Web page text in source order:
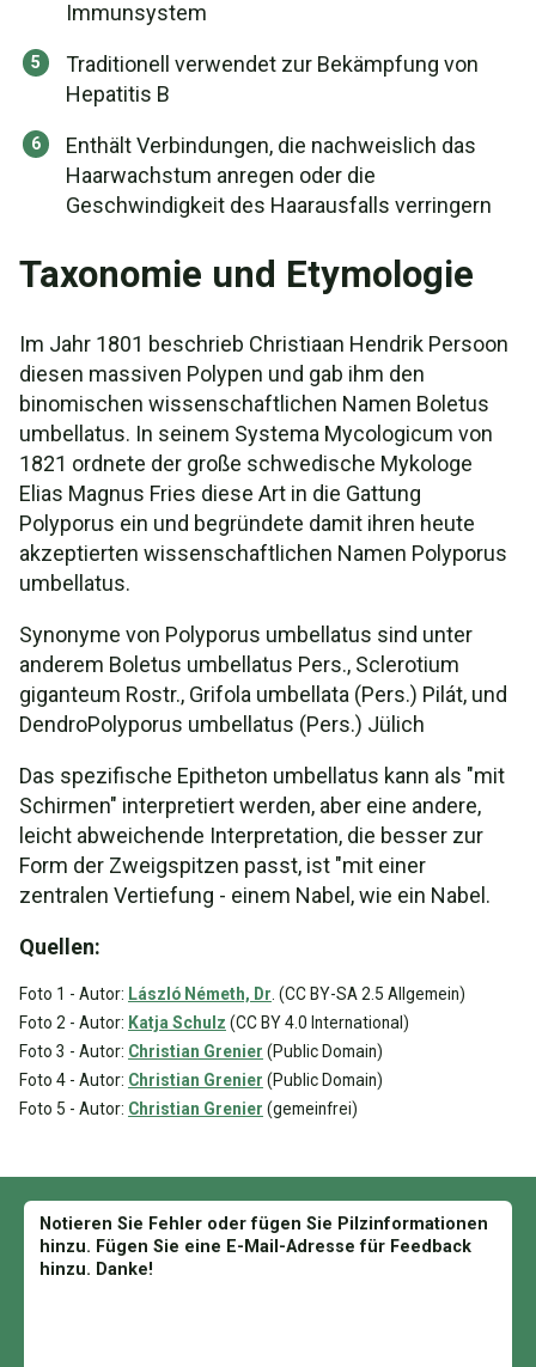
Immunsystem
Traditionell verwendet zur Bekämpfung von
Hepatitis B
Enthält Verbindungen, die nachweislich das
Haarwachstum anregen oder die
Geschwindigkeit des Haarausfalls verringern
Taxonomie und Etymologie
Im Jahr 1801 beschrieb Christiaan Hendrik Persoon
diesen massiven Polypen und gab ihm den
binomischen wissenschaftlichen Namen Boletus
umbellatus. In seinem Systema Mycologicum von
1821 ordnete der große schwedische Mykologe
Elias Magnus Fries diese Art in die Gattung
Polyporus ein und begründete damit ihren heute
akzeptierten wissenschaftlichen Namen Polyporus
umbellatus.
Synonyme von Polyporus umbellatus sind unter
anderem Boletus umbellatus Pers., Sclerotium
giganteum Rostr., Grifola umbellata (Pers.) Pilát, und
DendroPolyporus umbellatus (Pers.) Jülich
Das spezifische Epitheton umbellatus kann als "mit
Schirmen" interpretiert werden, aber eine andere,
leicht abweichende Interpretation, die besser zur
Form der Zweigspitzen passt, ist "mit einer
zentralen Vertiefung - einem Nabel, wie ein Nabel.
Quellen:
Foto 1 - Autor: László Németh, Dr . (CC BY-SA 2.5 Allgemein)
Foto 2 - Autor: Katja Schulz (CC BY 4.0 International)
Foto 3 - Autor: Christian Grenier (Public Domain)
Foto 4 - Autor: Christian Grenier (Public Domain)
Foto 5 - Autor: Christian Grenier (gemeinfrei)